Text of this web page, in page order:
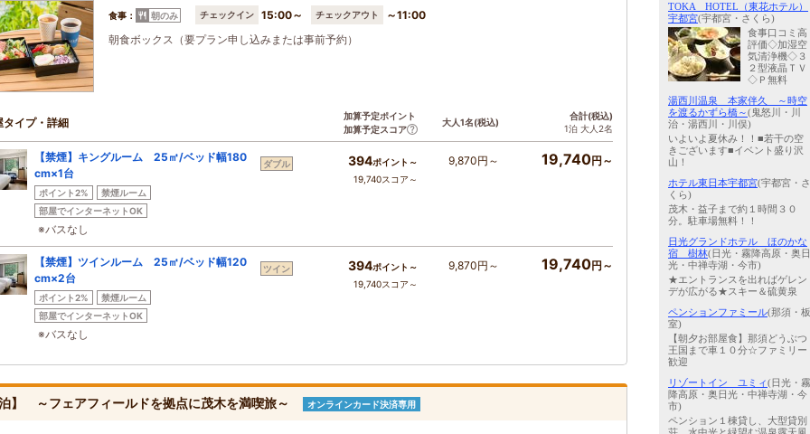
食事： 朝のみ チェックイン 15:00～ チェックアウト
～11:00
朝食ボックス（要プラン申し込みまたは事前予約）
タイプ・詳細
加算予定ポイント
加算予定スコア
大人1名(税込)
合計(税込)
1泊 大人2名
【禁煙】キングルーム 25㎡/ベッド幅180
cm×1台
ポイント2%
禁煙ルーム
部屋でインターネットOK
※バスなし
ダブル 394ポイント～
19,740スコア～
9,870円～ 19,740円～
【禁煙】ツインルーム 25㎡/ベッド幅120
cm×2台
ポイント2%
禁煙ルーム
部屋でインターネットOK
※バスなし
ツイン 394ポイント～
19,740スコア～
9,870円～ 19,740円～
】 ～フェアフィールドを拠点に茂木を満喫旅～ オンラインカード決済専用
TOKA HOTEL（東花ホテル）
宇都宮(宇都宮・さくら)
食事口コミ高
評価◇加湿空
気清浄機◇３
２型液晶ＴＶ
◇Ｐ無料
湯西川温泉 本家伴久 ～時空
を渡るかずら橋～(鬼怒川・川
治・湯西川・川俣)
いよいよ夏休み！！■若干の空
きございます■イベント盛り沢
山！
ホテル東日本宇都宮(宇都宮・さ
くら)
茂木・益子まで約１時間３０
分。駐車場無料！！
日光グランドホテル ほのかな
宿 樹林(日光・霧降高原・奥日
光・中禅寺湖・今市)
★エントランスを出ればゲレン
デが広がる★スキー＆硫黄泉
ペンションファミール(那須・板
室)
【朝夕お部屋食】那須どうぶつ
王国まで車１０分☆ファミリー
歓迎
リゾートイン ユミィ(日光・霧
降高原・奥日光・中禅寺湖・今
市)
ペンション１棟貸し、大型貸別